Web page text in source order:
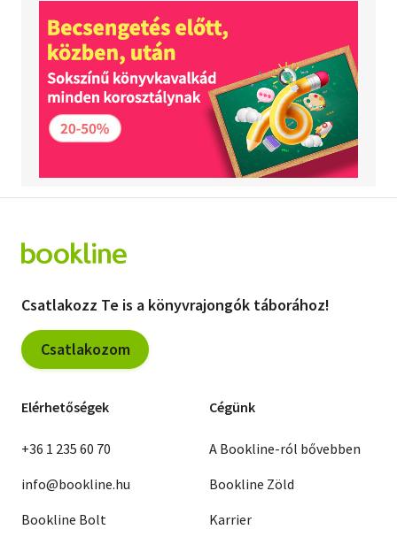
Csatlakozz Te is a könyvrajongók táborához!
Csatlakozom
Elérhetőségek
+36 1 235 60 70
info@bookline.hu
Bookline Bolt
Cégünk
A Bookline-ról bővebben
Bookline Zöld
Karrier